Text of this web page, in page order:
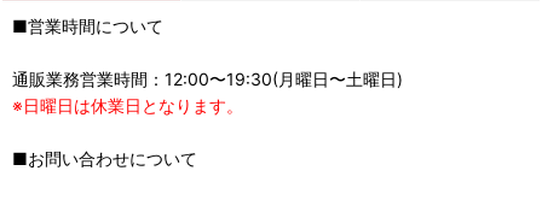
■営業時間について
通販業務営業時間：12:00〜19:30(月曜日〜土曜日)
※日曜日は休業日となります。
■お問い合わせについて